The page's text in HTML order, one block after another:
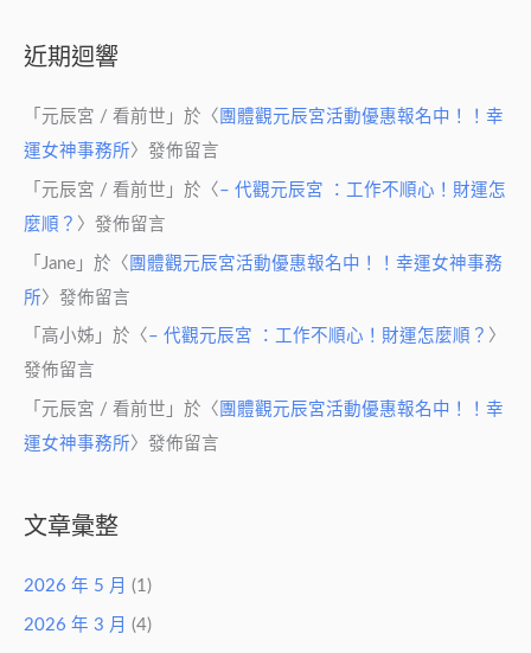
近期迴響
「 元辰宮 / 看前世 」於〈 團體觀元辰宮活動優惠報名中！！幸
運女神事務所〉發佈留言
「 元辰宮 / 看前世 」於〈 – 代觀元辰宮 ：工作不順心！財運怎
麼順？ 〉發佈留言
「 Jane 」於〈 團體觀元辰宮活動優惠報名中！！幸運女神事務
所 〉發佈留言
「 高小姊 」於〈 – 代觀元辰宮 ：工作不順心！財運怎麼順？ 〉
發佈留言
「 元辰宮 / 看前世 」於〈 團體觀元辰宮活動優惠報名中！！幸
運女神事務所〉發佈留言
文章彙整
2026 年 5 月 (1)
2026 年 3 月 (4)